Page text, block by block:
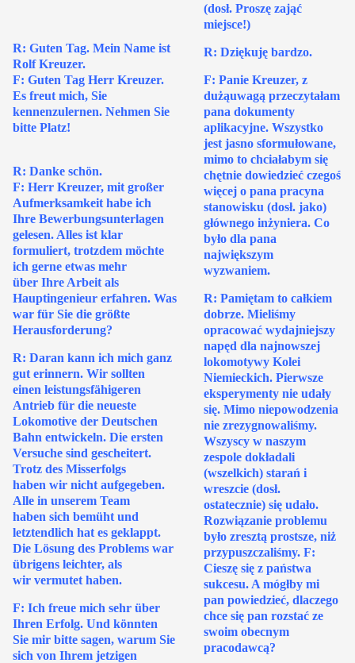
R: Guten Tag. Mein Name ist
Rolf Kreuzer.
F: Guten Tag Herr Kreuzer.
Es freut mich, Sie
kennenzulernen. Nehmen Sie
bitte Platz!
R: Danke schön.
F: Herr Kreuzer, mit großer
Aufmerksamkeit habe ich
Ihre Bewerbungsunterlagen
gelesen. Alles ist klar
formuliert, trotzdem möchte
ich gerne etwas mehr
über Ihre Arbeit als
Hauptingenieur erfahren. Was
war für Sie die größte
Herausforderung?
R: Daran kann ich mich ganz
gut erinnern. Wir sollten
einen leistungsfähigeren
Antrieb für die neueste
Lokomotive der Deutschen
Bahn entwickeln. Die ersten
Versuche sind gescheitert.
Trotz des Misserfolgs
haben wir nicht aufgegeben.
Alle in unserem Team
haben sich bemüht und
letztendlich hat es geklappt.
Die Lösung des Problems war
übrigens leichter, als
wir vermutet haben.
F: Ich freue mich sehr über
Ihren Erfolg. Und könnten
Sie mir bitte sagen, warum Sie
sich von Ihrem jetzigen
(dosł. Proszę zająć
miejsce!)
R: Dziękuję bardzo.
F: Panie Kreuzer, z
dużąuwagą przeczytałam
pana dokumenty
aplikacyjne. Wszystko
jest jasno sformułowane,
mimo to chciałabym się
chętnie dowiedzieć czegoś
więcej o pana pracyna
stanowisku (dosł. jako)
głównego inżyniera. Co
było dla pana
największym
wyzwaniem.
R: Pamiętam to całkiem
dobrze. Mieliśmy
opracować wydajniejszy
napęd dla najnowszej
lokomotywy Kolei
Niemieckich. Pierwsze
eksperymenty nie udały
się. Mimo niepowodzenia
nie zrezygnowaliśmy.
Wszyscy w naszym
zespole dokładali
(wszelkich) starań i
wreszcie (dosł.
ostatecznie) się udało.
Rozwiązanie problemu
było zresztą prostsze, niż
przypuszczaliśmy. F:
Cieszę się z państwa
sukcesu. A mógłby mi
pan powiedzieć, dlaczego
chce się pan rozstać ze
swoim obecnym
pracodawcą?